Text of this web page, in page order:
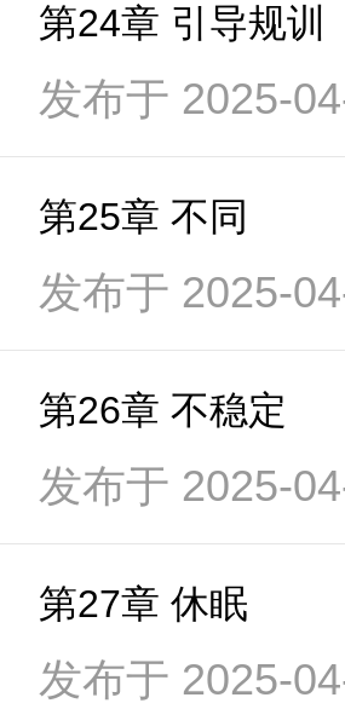
第24章 引导规训
发布于 2025-
第25章 不同
发布于 2025-
第26章 不稳定
发布于 2025-
第27章 休眠
发布于 2025-